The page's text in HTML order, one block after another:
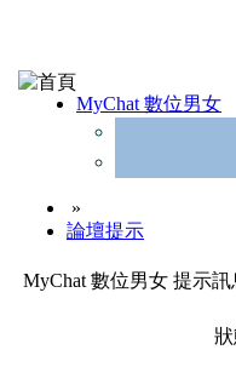
MyChat 數位男女
»
論壇提示
MyChat 數位男女 提示訊